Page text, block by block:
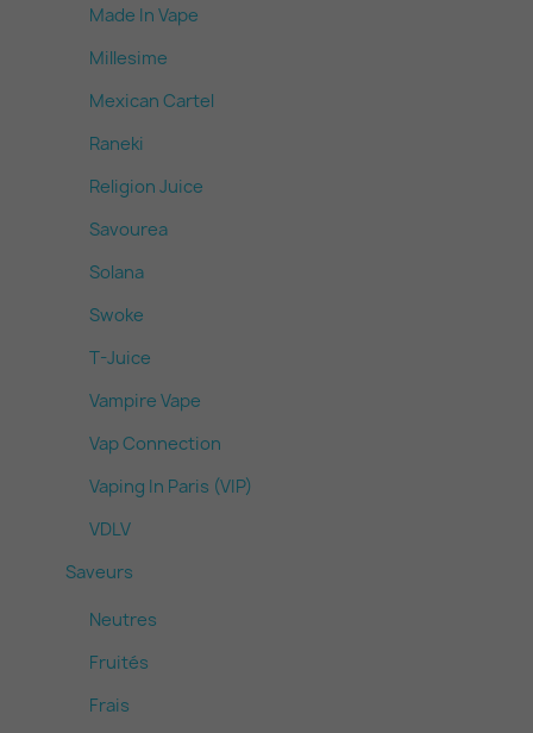
Made In Vape
Millesime
Mexican Cartel
Raneki
Religion Juice
Savourea
Solana
Swoke
T-Juice
Vampire Vape
Vap Connection
Vaping In Paris (VIP)
VDLV
Saveurs
Neutres
Fruités
Frais